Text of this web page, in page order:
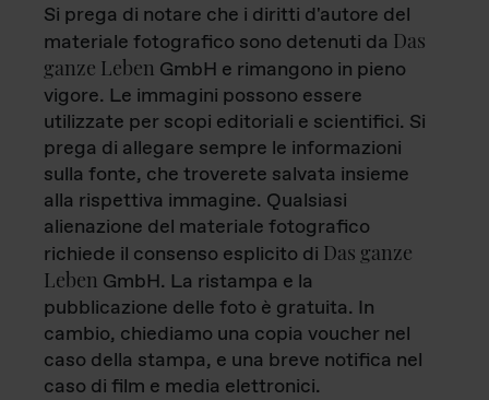
Si prega di notare che i diritti d'autore del
materiale fotografico sono detenuti da Das
ganze Leben GmbH e rimangono in pieno
vigore. Le immagini possono essere
utilizzate per scopi editoriali e scientifici. Si
prega di allegare sempre le informazioni
sulla fonte, che troverete salvata insieme
alla rispettiva immagine. Qualsiasi
alienazione del materiale fotografico
richiede il consenso esplicito di Das ganze
Leben GmbH. La ristampa e la
pubblicazione delle foto è gratuita. In
cambio, chiediamo una copia voucher nel
caso della stampa, e una breve notifica nel
caso di film e media elettronici.